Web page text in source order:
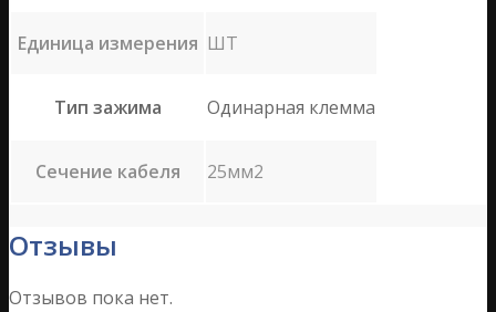
Единица измерения ШТ
Тип зажима Одинарная клемма
Сечение кабеля 25мм2
Отзывы
Отзывов пока нет.